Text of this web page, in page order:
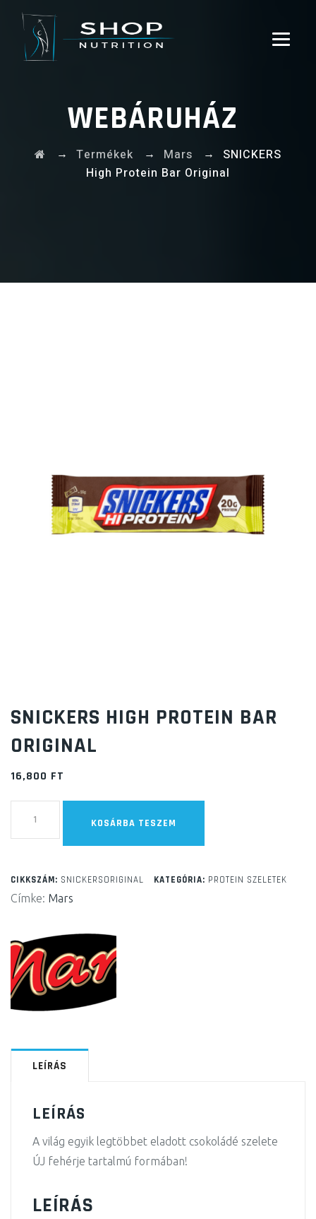
WEBÁRUHÁZ
→ Termékek → Mars → SNICKERS
High Protein Bar Original
SNICKERS HIGH PROTEIN BAR
ORIGINAL
16,800 FT
KOSÁRBA TESZEM
CIKKSZÁM: SNICKERSORIGINAL KATEGÓRIA: PROTEIN SZELETEK
Címke: Mars
LEÍRÁS
LEÍRÁS
A világ egyik legtöbbet eladott csokoládé szelete
ÚJ fehérje tartalmú formában!
LEÍRÁS